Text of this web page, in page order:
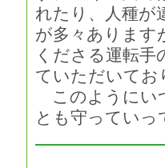
れたり、人種が
が多々あります
くださる運転
ていただいてお
このようにい
とも守ってい